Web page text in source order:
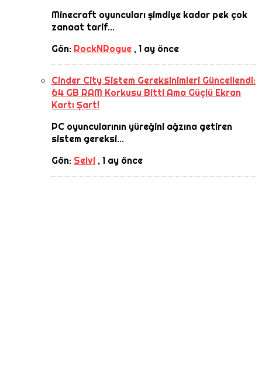
Minecraft oyuncuları şimdiye kadar pek çok
zanaat tarif...
Gön: RockNRogue ,1 ay önce
Cinder City Sistem Gereksinimleri Güncellendi:
64 GB RAM Korkusu Bitti Ama Güçlü Ekran
Kartı Şart!
PC oyuncularının yüreğini ağzına getiren
sistem gereksi...
Gön: Selvi ,1 ay önce